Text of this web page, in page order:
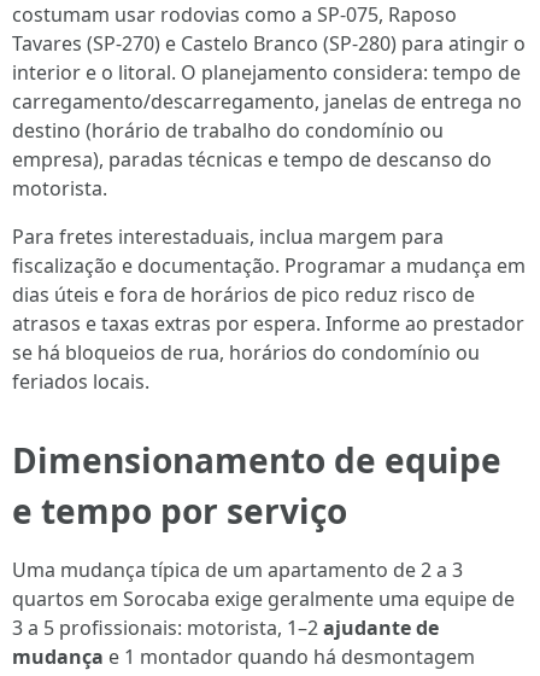
costumam usar rodovias como a SP-075, Raposo
Tavares (SP-270) e Castelo Branco (SP-280) para atingir o
interior e o litoral. O planejamento considera: tempo de
carregamento/descarregamento, janelas de entrega no
destino (horário de trabalho do condomínio ou
empresa), paradas técnicas e tempo de descanso do
motorista.
Para fretes interestaduais, inclua margem para
fiscalização e documentação. Programar a mudança em
dias úteis e fora de horários de pico reduz risco de
atrasos e taxas extras por espera. Informe ao prestador
se há bloqueios de rua, horários do condomínio ou
feriados locais.
Dimensionamento de equipe
e tempo por serviço
Uma mudança típica de um apartamento de 2 a 3
quartos em Sorocaba exige geralmente uma equipe de
3 a 5 profissionais: motorista, 1–2ajudante de
mudança e 1 montador quando há desmontagem